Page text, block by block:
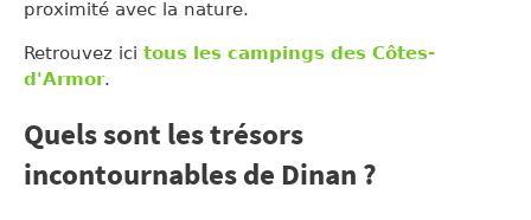
proximité avec la nature.
Retrouvez ici tous les campings des Côtes-
d'Armor.
Quels sont les trésors
incontournables de Dinan ?